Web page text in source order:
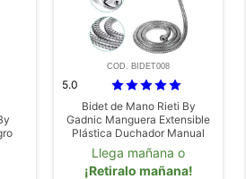
COD. BIDET008
5.0
Bidet de Mano Rieti By
Gadnic Manguera Extensible
Plástica Duchador Manual
Llega mañana o
¡Retiralo mañana!